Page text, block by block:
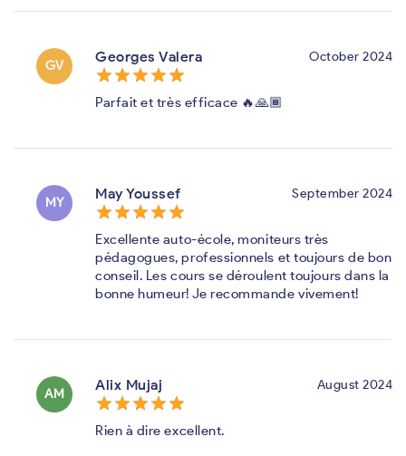
GV
Georges Valera
star_border
star star_border
star star_border
star star_border
star star_border
star
October 2024
Parfait et très efficace 🔥🙏🏾
MY
May Youssef
star_border
star star_border
star star_border
star star_border
star star_border
star
September 2024
Excellente auto-école, moniteurs très
pédagogues, professionnels et toujours de bon
conseil. Les cours se déroulent toujours dans la
bonne humeur! Je recommande vivement!
AM
Alix Mujaj
star_border
star star_border
star star_border
star star_border
star star_border
star
August 2024
Rien à dire excellent.